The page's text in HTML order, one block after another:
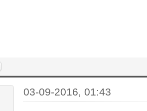
03-09-2016, 01:43